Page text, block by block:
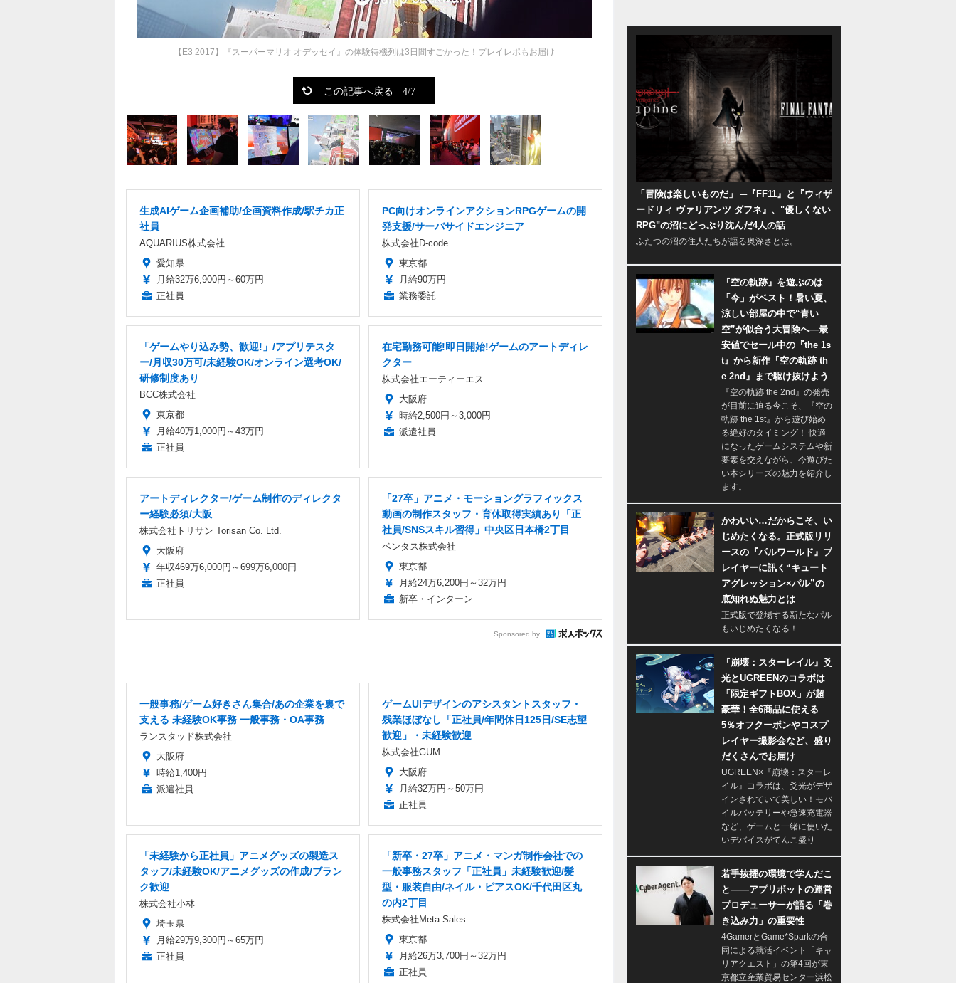
【E3 2017】『スーパーマリオ オデッセイ』の体験待機列は3日間すごかった！プレイレポもお届け
この記事へ戻る 4/7
生成AIゲーム企画補助/企画資料作成/駅チカ正
社員
AQUARIUS株式会社
愛知県
月給32万6,900円～60万円
正社員
PC向けオンラインアクションRPGゲームの開
発支援/サーバサイドエンジニア
株式会社D-code
東京都
月給90万円
業務委託
「ゲームやり込み勢、歓迎!」/アプリテスタ
ー/月収30万可/未経験OK/オンライン選考OK/
研修制度あり
BCC株式会社
東京都
月給40万1,000円～43万円
正社員
在宅勤務可能!即日開始!ゲームのアートディレ
クター
株式会社エーティーエス
大阪府
時給2,500円～3,000円
派遣社員
アートディレクター/ゲーム制作のディレクタ
ー経験必須/大阪
株式会社トリサン Torisan Co. Ltd.
大阪府
年収469万6,000円～699万6,000円
正社員
「27卒」アニメ・モーショングラフィックス
動画の制作スタッフ・育休取得実績あり「正
社員/SNSスキル習得」中央区日本橋2丁目
ベンタス株式会社
東京都
月給24万6,200円～32万円
新卒・インターン
Sponsored by
一般事務/ゲーム好きさん集合/あの企業を裏で
支える 未経験OK事務 一般事務・OA事務
ランスタッド株式会社
大阪府
時給1,400円
派遣社員
ゲームUIデザインのアシスタントスタッフ・
残業ほぼなし「正社員/年間休日125日/SE志望
歓迎」・未経験歓迎
株式会社GUM
大阪府
月給32万円～50万円
正社員
「未経験から正社員」アニメグッズの製造ス
タッフ/未経験OK/アニメグッズの作成/ブラン
ク歓迎
株式会社小林
埼玉県
月給29万9,300円～65万円
正社員
「新卒・27卒」アニメ・マンガ制作会社での
一般事務スタッフ「正社員」未経験歓迎/髪
型・服装自由/ネイル・ピアスOK/千代田区丸
の内2丁目
株式会社Meta Sales
東京都
月給26万3,700円～32万円
正社員
「冒険は楽しいものだ」 ─『FF11』と『ウィザ
ードリィ ヴァリアンツ ダフネ』、"優しくない
RPG"の沼にどっぷり沈んだ4人の話
ふたつの沼の住人たちが語る奥深さとは。
『空の軌跡』を遊ぶのは
「今」がベスト！暑い夏、
涼しい部屋の中で“青い
空”が似合う大冒険へ―最
安値でセール中の『the 1s
t』から新作『空の軌跡 th
e 2nd』まで駆け抜けよう
『空の軌跡 the 2nd』の発売
が目前に迫る今こそ、『空の
軌跡 the 1st』から遊び始め
る絶好のタイミング！ 快適
になったゲームシステムや新
要素を交えながら、今遊びた
い本シリーズの魅力を紹介し
ます。
かわいい…だからこそ、い
じめたくなる。正式版リリ
ースの『パルワールド』プ
レイヤーに訊く“キュート
アグレッション×パル”の
底知れぬ魅力とは
正式版で登場する新たなパル
もいじめたくなる！
『崩壊：スターレイル』爻
光とUGREENのコラボは
「限定ギフトBOX」が超
豪華！全6商品に使える
5％オフクーポンやコスプ
レイヤー撮影会など、盛り
だくさんでお届け
UGREEN×『崩壊：スターレ
イル』コラボは、爻光がデザ
インされていて美しい！モバ
イルバッテリーや急速充電器
など、ゲームと一緒に使いた
いデバイスがてんこ盛り
若手抜擢の環境で学んだこ
と――アプリボットの運営
プロデューサーが語る「巻
き込み力」の重要性
4GamerとGame*Sparkの合
同による就活イベント「キャ
リアクエスト」の第4回が東
京都立産業貿易センター浜松